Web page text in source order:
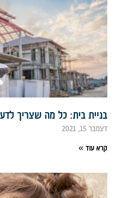
בית: כל מה שצריך
15, 2021
עוד »